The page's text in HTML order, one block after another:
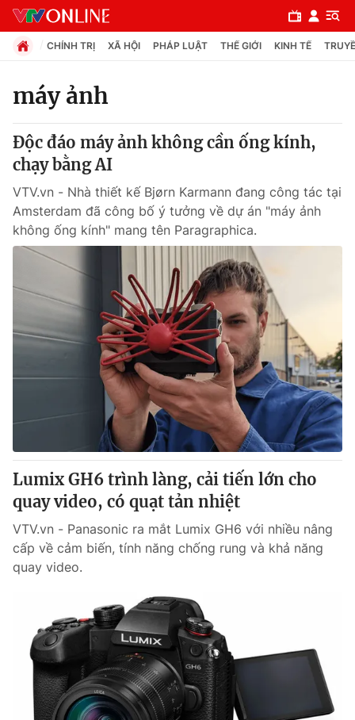
Chuyên mục
Chính trị
Xã hội
Pháp luật
Y tế
Thế giới
Tin tức
Câu chuyện quốc tế
Tài chính
Thị trường
Góc doanh nghiệp
Dữ liệu và đời sống
Truyền hình
Phim VTV
Hậu trường
Nhân vật
Giải sao mai
Giải trí
Điện ảnh
Đời sống
Làm đẹp
Chất lượng cuộc sống
Giáo dục
Tuyển sinh
Học trực tuyến
Công nghệ
Hitech Công nghệ tương lai
Giao lưu trực tuyến
CHÍNH TRỊ XÃ HỘI PHÁP LUẬT THẾ GIỚI KINH TẾ
máy ảnh
Độc đáo máy ảnh không cần ống kính,
chạy bằng AI
VTV.vn - Nhà thiết kế Bjørn Karmann đang công tác tại
Amsterdam đã công bố ý tưởng về dự án "máy ảnh
không ống kính" mang tên Paragraphica.
Lumix GH6 trình làng, cải tiến lớn cho
quay video, có quạt tản nhiệt
VTV.vn - Panasonic ra mắt Lumix GH6 với nhiều nâng
cấp về cảm biến, tính năng chống rung và khả năng
quay video.